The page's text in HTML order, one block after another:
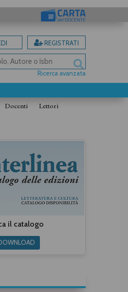
REGISTRATI
Ricerca avanzata
Docenti Lettori
il catalogo